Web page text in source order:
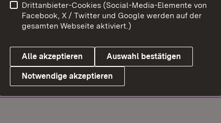
Drittanbieter-Cookies (Social-Media-Elemente von
Facebook, X / Twitter und Google werden auf der
gesamten Webseite aktiviert.)
Alle akzeptieren Auswahl bestätigen
Notwendige akzeptieren